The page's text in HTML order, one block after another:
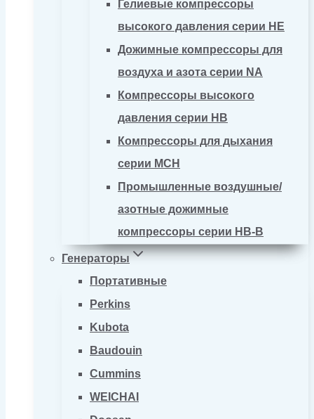
Гелиевые компрессоры
высокого давления серии HE
Дожимные компрессоры для
воздуха и азота серии NA
Компрессоры высокого
давления серии HB
Компрессоры для дыхания
серии MCH
Промышленные воздушные/
азотные дожимные
компрессоры серии HB-B
Генераторы
Портативные
Perkins
Kubota
Baudouin
Cummins
WEICHAI